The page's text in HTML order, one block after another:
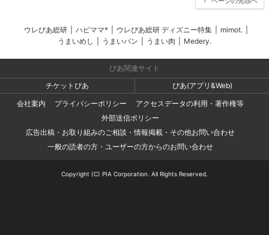
ウレぴあ総研 ハピママ* ウレぴあ総研 ディズニー特集 mimot.
うまいめし
うまいパン うまい肉 Medery.
ぴあ関連サイト
チケットぴあ
ぴあ(アプリ&Web)
会社案内
プライバシーポリシー
アクセスデータの利用・著作権等
外部送信ポリシー
広告出稿・お取り組みのご相談・情報掲載・その他お問い合わせ
一般の読者の方・ユーザーの方からのお問い合わせ
Copyright (C) PIA Corporation. All Rights Reserved.